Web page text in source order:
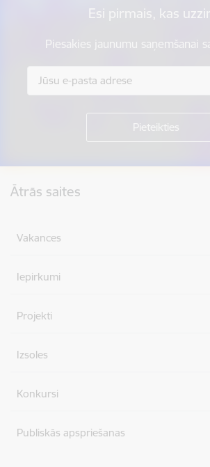
Esi pirmais, kas
Piesakies jaunumu saņemšanai
Ātrās saites
Vakances
Iepirkumi
Projekti
Izsoles
Konkursi
Publiskās apspriešanas